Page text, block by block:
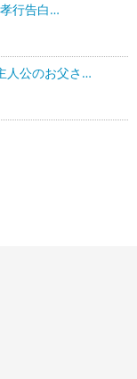
行告白…
人公のお父さ…